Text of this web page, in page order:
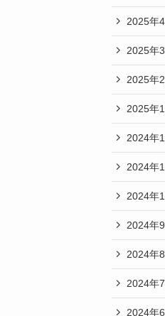
2025年
2025年
2025年
2025年
2024年
2024年
2024年
2024年
2024年
2024年
2024年